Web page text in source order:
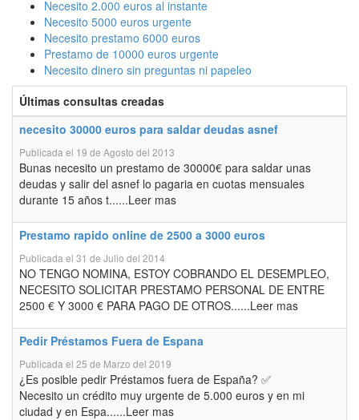
Necesito 2.000 euros al instante
Necesito 5000 euros urgente
Necesito prestamo 6000 euros
Prestamo de 10000 euros urgente
Necesito dinero sin preguntas ni papeleo
Últimas consultas creadas
necesito 30000 euros para saldar deudas asnef
Publicada el 19 de Agosto del 2013
Bunas necesito un prestamo de 30000€ para saldar unas
deudas y salir del asnef lo pagaria en cuotas mensuales
durante 15 años t......Leer mas
Prestamo rapido online de 2500 a 3000 euros
Publicada el 31 de Julio del 2014
NO TENGO NOMINA, ESTOY COBRANDO EL DESEMPLEO,
NECESITO SOLICITAR PRESTAMO PERSONAL DE ENTRE
2500 € Y 3000 € PARA PAGO DE OTROS......Leer mas
Pedir Préstamos Fuera de Espana
Publicada el 25 de Marzo del 2019
¿Es posible pedir Préstamos fuera de España? ✅
Necesito un crédito muy urgente de 5.000 euros y en mi
ciudad y en Espa......Leer mas